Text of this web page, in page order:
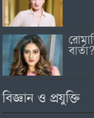
বার্তা?
বিজ্ঞান ও প্রযুক্তি